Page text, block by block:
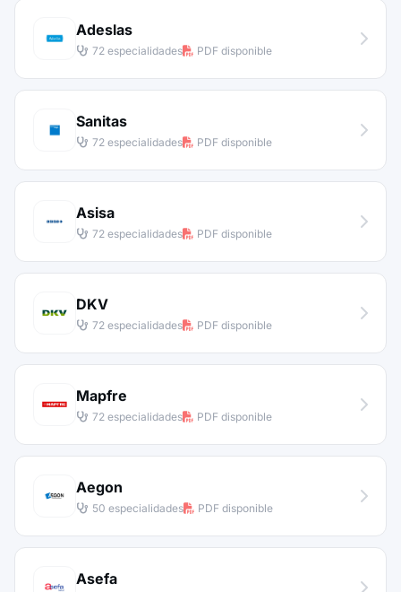
Adeslas
72 especialidades PDF disponible
Sanitas
72 especialidades PDF disponible
Asisa
72 especialidades PDF disponible
DKV
72 especialidades PDF disponible
Mapfre
72 especialidades PDF disponible
Aegon
50 especialidades PDF disponible
Asefa